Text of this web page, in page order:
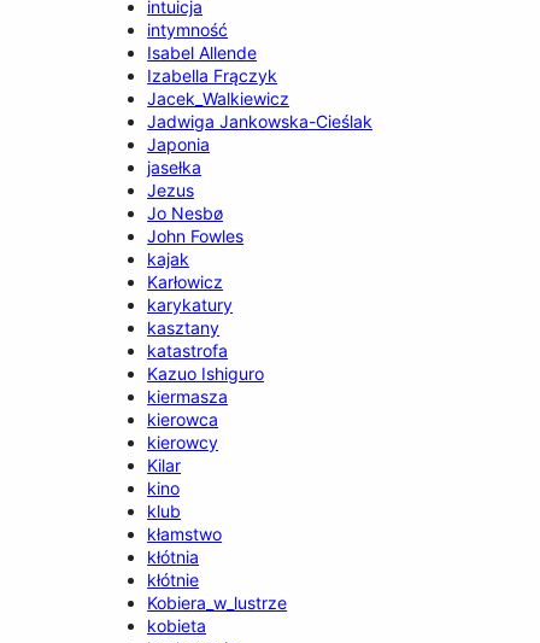
intuicja
intymność
Isabel Allende
Izabella Frączyk
Jacek_Walkiewicz
Jadwiga Jankowska-Cieślak
Japonia
jasełka
Jezus
Jo Nesbø
John Fowles
kajak
Karłowicz
karykatury
kasztany
katastrofa
Kazuo Ishiguro
kiermasza
kierowca
kierowcy
Kilar
kino
klub
kłamstwo
kłótnia
kłótnie
Kobiera_w_lustrze
kobieta